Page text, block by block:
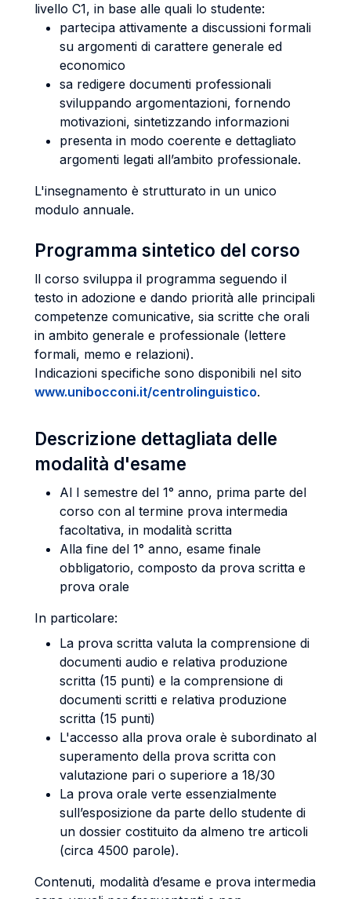
livello C1, in base alle quali lo studente:
partecipa attivamente a discussioni formali
su argomenti di carattere generale ed
economico
sa redigere documenti professionali
sviluppando argomentazioni, fornendo
motivazioni, sintetizzando informazioni
presenta in modo coerente e dettagliato
argomenti legati all’ambito professionale.
L'insegnamento è strutturato in un unico
modulo annuale.
Programma sintetico del corso
ll corso sviluppa il programma seguendo il
testo in adozione e dando priorità alle principali
competenze comunicative, sia scritte che orali
in ambito generale e professionale (lettere
formali, memo e relazioni).
Indicazioni specifiche sono disponibili nel sito
www.unibocconi.it/centrolinguistico.
Descrizione dettagliata delle
modalità d'esame
Al I semestre del 1° anno, prima parte del
corso con al termine prova intermedia
facoltativa, in modalità scritta
Alla fine del 1° anno, esame finale
obbligatorio, composto da prova scritta e
prova orale
In particolare:
La prova scritta valuta la comprensione di
documenti audio e relativa produzione
scritta (15 punti) e la comprensione di
documenti scritti e relativa produzione
scritta (15 punti)
L'accesso alla prova orale è subordinato al
superamento della prova scritta con
valutazione pari o superiore a 18/30
La prova orale verte essenzialmente
sull’esposizione da parte dello studente di
un dossier costituito da almeno tre articoli
(circa 4500 parole).
Contenuti, modalità d’esame e prova intermedia